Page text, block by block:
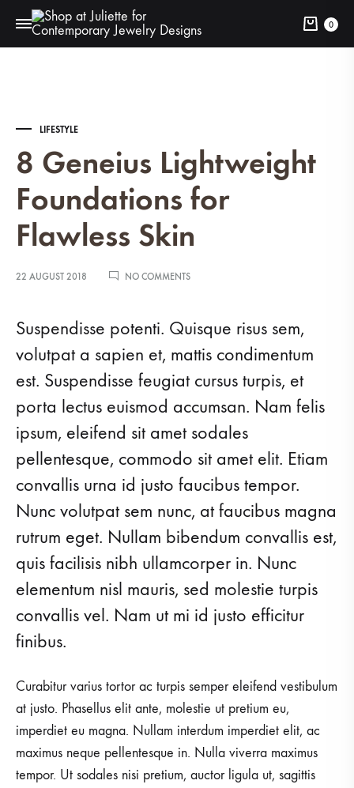
Cart
0
LIFESTYLE
8 Geneius Lightweight
Foundations for
Flawless Skin
22 AUGUST 2018 NO COMMENTSON
FOUNDATIONS
FOR
FLAWLESS
Suspendisse potenti. Quisque risus sem,
volutpat a sapien et, mattis condimentum
est. Suspendisse feugiat cursus turpis, et
porta lectus euismod accumsan. Nam felis
ipsum, eleifend sit amet sodales
pellentesque, commodo sit amet elit. Etiam
convallis urna id justo faucibus tempor.
Nunc volutpat sem nunc, at faucibus magna
rutrum eget. Nullam bibendum convallis est,
quis facilisis nibh ullamcorper in. Nunc
elementum nisl mauris, sed molestie turpis
convallis vel. Nam ut mi id justo efficitur
finibus.
Curabitur varius tortor ac turpis semper eleifend vestibulum
at justo. Phasellus elit ante, molestie ut pretium eu,
imperdiet eu magna. Nullam interdum imperdiet elit, ac
maximus neque pellentesque in. Nulla viverra maximus
tempor. Ut sodales nisi pretium, auctor ligula ut, sagittis